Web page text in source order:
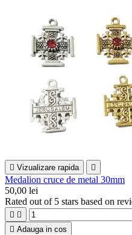
 Vizualizare rapida 
Medalion cruce de metal 30mm
50,00 lei
Rated out of 5 stars based on
 
 Adauga in cos